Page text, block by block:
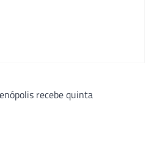
recebe quinta